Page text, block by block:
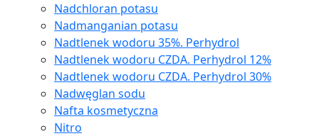
Nadchloran potasu
Nadmanganian potasu
Nadtlenek wodoru 35%. Perhydrol
Nadtlenek wodoru CZDA. Perhydrol 12%
Nadtlenek wodoru CZDA. Perhydrol 30%
Nadwęglan sodu
Nafta kosmetyczna
Nitro